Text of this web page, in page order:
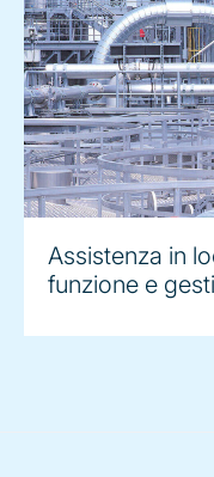
Assistenza in
funzione e